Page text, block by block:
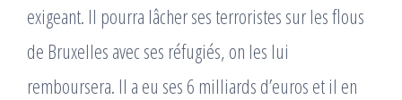
exigeant. Il pourra lâcher ses terroristes sur les flous
de Bruxelles avec ses réfugiés, on les lui
remboursera. Il a eu ses 6 milliards d’euros et il en